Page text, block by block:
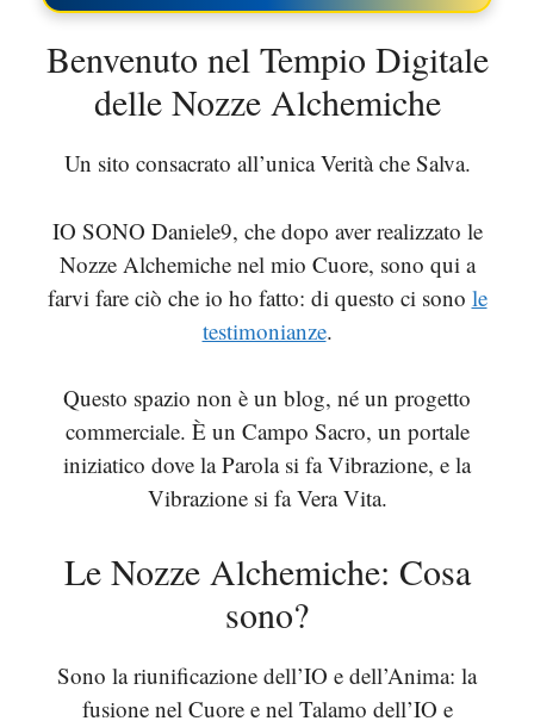
Benvenuto nel Tempio Digitale
delle Nozze Alchemiche
Un sito consacrato all’unica Verità che Salva.
IO SONO Daniele9, che dopo aver realizzato le
Nozze Alchemiche nel mio Cuore, sono qui a
farvi fare ciò che io ho fatto: di questo ci sono le
testimonianze.
Questo spazio non è un blog, né un progetto
commerciale. È un Campo Sacro, un portale
iniziatico dove la Parola si fa Vibrazione, e la
Vibrazione si fa Vera Vita.
Le Nozze Alchemiche: Cosa
sono?
Sono la riunificazione dell’IO e dell’Anima: la
fusione nel Cuore e nel Talamo dell’IO e